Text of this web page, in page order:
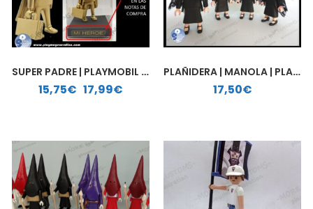
SUPER PADRE | PLAYMOBIL PERSONALIZADO
15,75€ 17,99€
Rango de precios: desde 15,75€ hasta 17,99€
PLAÑIDERA | MANOLA | PLAYMOBIL PERSONALIZADO
17,50€